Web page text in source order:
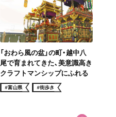
「おわら風の盆」の町・越中八
尾で育まれてきた、美意識高き
クラフトマンシップにふれる
#富山県 #街歩き